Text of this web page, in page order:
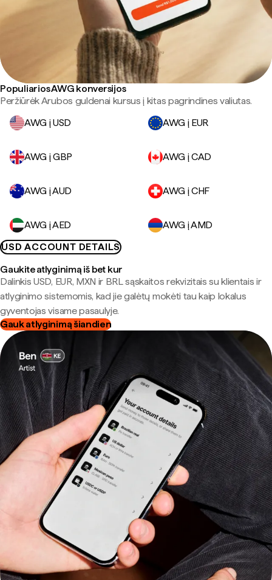
Populiarios AWG konversijos
Peržiūrėk Arubos guldenai kursus į kitas pagrindines valiutas.
AWG į USD
AWG į EUR
AWG į GBP AWG į CAD
AWG į AUD AWG į CHF
AWG į AED
AWG į AMD
USD ACCOUNT DETAILS
Gaukite atlyginimą iš bet kur
Dalinkis USD, EUR, MXN ir BRL sąskaitos rekvizitais su klientais ir
atlyginimo sistemomis, kad jie galėtų mokėti tau kaip lokalus
gyventojas visame pasaulyje.
Gauk atlyginimą šiandien